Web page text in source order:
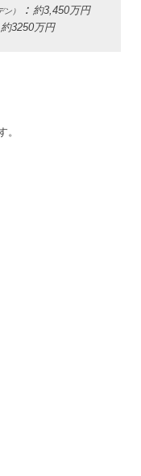
） ： 約3,450万円
約3250万円
。